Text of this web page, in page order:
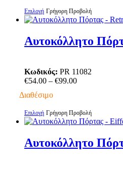
στη
σελίδα
του
προϊόντος
€99.00
Επιλογή Αυτό
το
πολλαπλές
επιλογές
μπορούν
να
επιλεγούν
στη
σελίδα
προϊόντος
Γρήγορη Προβολή
Αυτοκόλλητο
Κωδικός: PR 11082
€54.00 – €99.00Price
€99.00
Διαθέσιμο
Επιλογή Αυτό
το
έχει
πολλαπλές
Γρήγορη Προβολή
Αυτοκόλλητο